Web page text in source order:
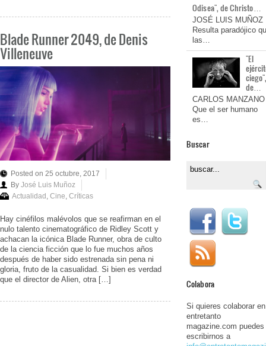
Blade Runner 2049, de Denis
Villeneuve
Posted on 25 octubre, 2017
By José Luis Muñoz
Actualidad , Cine, Críticas
Hay cinéfilos malévolos que se reafirman en el
nulo talento cinematográfico de Ridley Scott y
achacan la icónica Blade Runner, obra de culto
de la ciencia ficción que lo fue muchos años
después de haber sido estrenada sin pena ni
gloria, fruto de la casualidad. Si bien es verdad
que el director de Alien, otra […]
Odisea", de Christo…
JOSÉ LUIS MUÑOZ
Resulta paradójico
las…
"El
de…
CARLOS MANZANO
Que el ser humano
es…
Buscar
Colabora
Si quieres colaborar en
entretanto
magazine.com puedes
escribirnos a